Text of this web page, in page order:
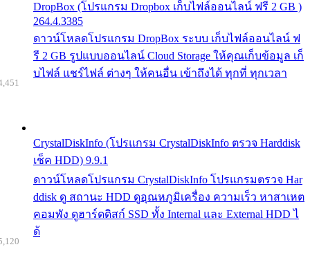
DropBox (โปรแกรม Dropbox เก็บไฟล์ออนไลน์ ฟรี 2 GB )
264.4.3385
ดาวน์โหลดโปรแกรม DropBox ระบบ เก็บไฟล์ออนไลน์ ฟ
รี 2 GB รูปแบบออนไลน์ Cloud Storage ให้คุณเก็บข้อมูล เก็
บไฟล์ แชร์ไฟล์ ต่างๆ ให้คนอื่น เข้าถึงได้ ทุกที่ ทุกเวลา
CrystalDiskInfo (โปรแกรม CrystalDiskInfo ตรวจ Harddisk
เช็ค HDD) 9.9.1
ดาวน์โหลดโปรแกรม CrystalDiskInfo โปรแกรมตรวจ Har
ddisk ดู สถานะ HDD ดูอุณหภูมิเครื่อง ความเร็ว หาสาเหต
คอมพัง ดูฮาร์ดดิสก์ SSD ทั้ง Internal และ External HDD ไ
ด้